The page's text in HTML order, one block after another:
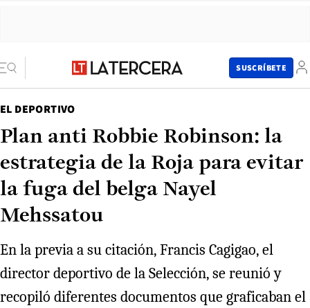
SUSCRÍBETE
EL DEPORTIVO
Plan anti Robbie Robinson: la
estrategia de la Roja para evitar
la fuga del belga Nayel
Mehssatou
En la previa a su citación, Francis Cagigao, el
director deportivo de la Selección, se reunió y
recopiló diferentes documentos que graficaban el